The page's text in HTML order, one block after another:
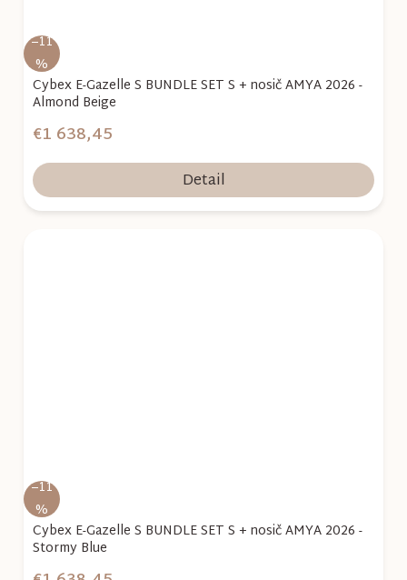
–11
%
Cybex E-Gazelle S BUNDLE SET S + nosič AMYA 2026 -
Almond Beige
€1 638,45
Detail
–11
%
Cybex E-Gazelle S BUNDLE SET S + nosič AMYA 2026 -
Stormy Blue